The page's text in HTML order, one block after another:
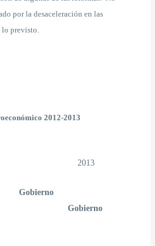
por la desaceleración en las
previsto.
2012-2013
Gobierno